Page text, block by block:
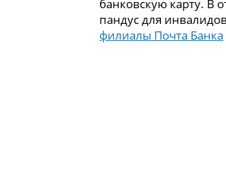
банковскую карту. В
пандус для
филиалы Почта Банка